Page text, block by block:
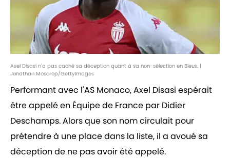
Axel Disasi n'a pas caché sa déception quant à sa non-sélection en Bleus. |
Jonathan Moscrop/GettyImages
Performant avec l'AS Monaco, Axel Disasi espérait
être appelé en Équipe de France par Didier
Deschamps. Alors que son nom circulait pour
prétendre à une place dans la liste, il a avoué sa
déception de ne pas avoir été appelé.